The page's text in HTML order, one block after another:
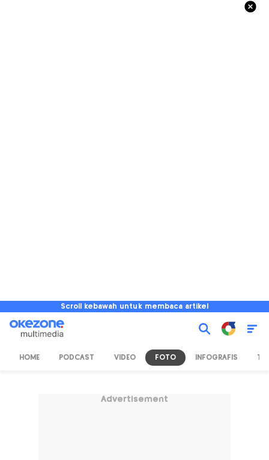
Scroll kebawah untuk membaca artikel
HOME PODCAST VIDEO FOTO INFOGRAFIS TV
Advertisement